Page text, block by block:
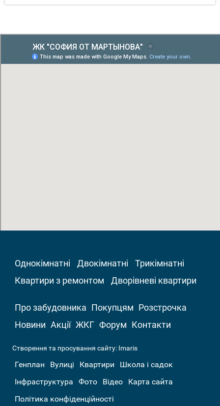
Однокімнатні Двокімнатні
Трикімнатні
Квартири з ремонтом
Дворівневі квартири
Про забудовника Покупцям Розстрочка
Новини Акції ЖКГ Форум Контакти
Створення та просування сайту: Imaris
Генплан Вулиці Квартири
Школа і садок
Інфраструктура
Фото Відео
Карта сайта
Політика конфіденційності